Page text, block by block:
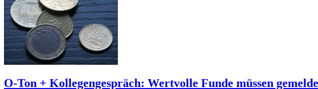
O-Ton + Kollegengespräch: Wertvolle Funde müssen